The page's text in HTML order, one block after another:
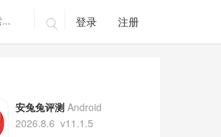
 登录 注册
安兔兔评测 Android
2026.8.6 v11.1.5